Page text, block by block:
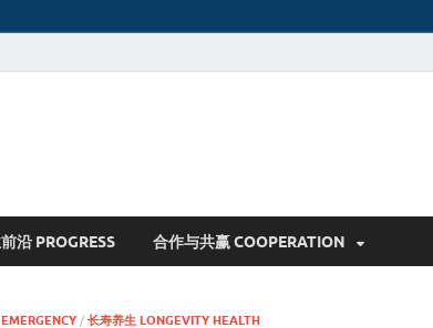
沿 PROGRESS 合作与共赢 COOPERATION
/ 长寿养生 LONGEVITY HEALTH